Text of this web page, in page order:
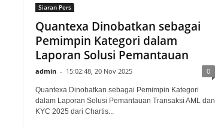
Siaran Pers
Quantexa Dinobatkan sebagai
Pemimpin Kategori dalam
Laporan Solusi Pemantauan
admin - 15:02:48, 20 Nov 2025 0
Quantexa Dinobatkan sebagai Pemimpin Kategori
dalam Laporan Solusi Pemantauan Transaksi AML dan
KYC 2025 dari Chartis...